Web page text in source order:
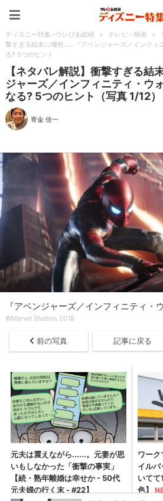
ディズニー特集 -ウレぴあ総研 > テレビ・映画 >
撃すぎる結末に唖然……『アベンジャーズ／インフィ
る? 5つのヒント
【ネタバレ解説】衝撃すぎる
ジャーズ／インフィニティ・ウ
なる? 5つのヒント（写真 1/12）
寄金 佳一
『アベンジャーズ／インフィニティ・
©Marvel Studios 2018
前の写真 記事に戻る